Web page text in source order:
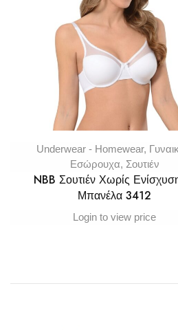
Underwear - Homewear,
Εσώρουχα, Σουτιέν
NBB Σουτιέν Χωρίς
Μπανέλα 3412
Login to view price